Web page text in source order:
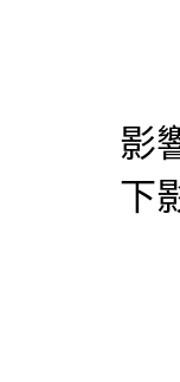
影
下
1